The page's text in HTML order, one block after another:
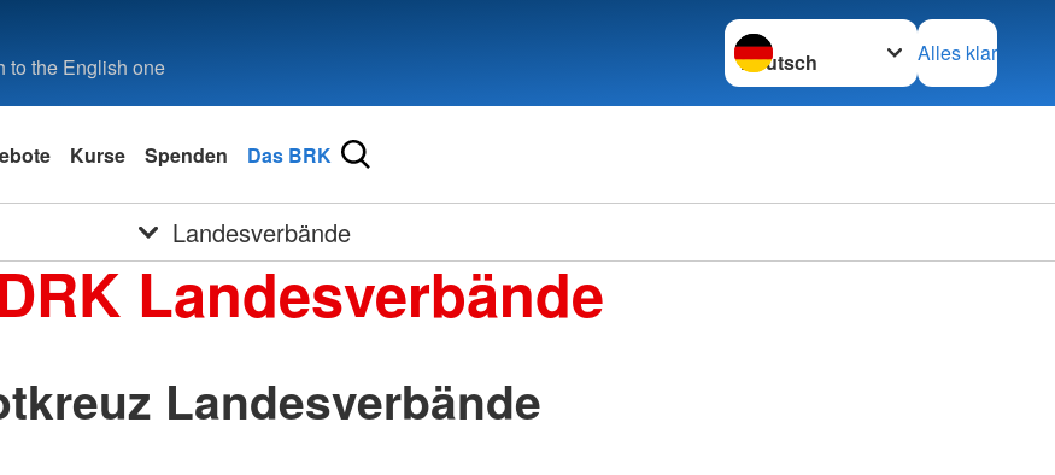
to the English one
Sprache wechseln zu
Alles klar
Kurse Spenden Das BRK
Landesverbände
Landesverbände
Landesverbände